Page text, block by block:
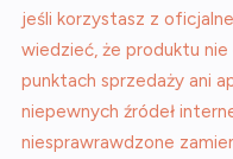
jeśli korzystasz z
wiedzieć, że produktu
punktach sprzedaży ani
niepewnych źródeł
niesprawrawdzone